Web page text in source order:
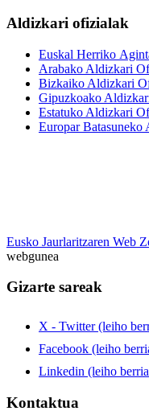
Aldizkari ofizialak
Euskal Herriko
Arabako Aldizkari
Bizkaiko Aldizkari
Gipuzkoako
Estatuko Aldizkari
Europar
Eusko Jaurlaritzaren Web
webgunea
Gizarte sareak
X - Twitter (leiho
Facebook (leiho
Linkedin (leiho
Kontaktua